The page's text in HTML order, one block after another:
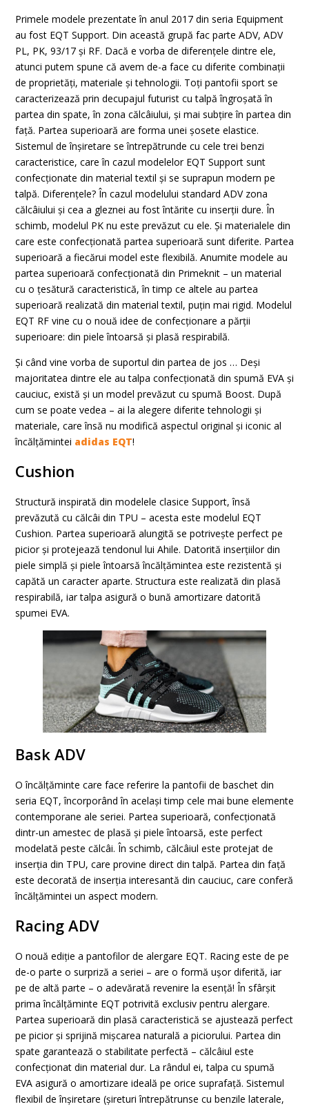
Primele modele prezentate în anul 2017 din seria Equipment
au fost EQT Support. Din această grupă fac parte ADV, ADV
PL, PK, 93/17 și RF. Dacă e vorba de diferențele dintre ele,
atunci putem spune că avem de-a face cu diferite combinații
de proprietăți, materiale și tehnologii. Toți pantofii sport se
caracterizează prin decupajul futurist cu talpă îngroșată în
partea din spate, în zona călcâiului, și mai subțire în partea din
față. Partea superioară are forma unei șosete elastice.
Sistemul de înșiretare se întrepătrunde cu cele trei benzi
caracteristice, care în cazul modelelor EQT Support sunt
confecționate din material textil și se suprapun modern pe
talpă. Diferențele? În cazul modelului standard ADV zona
călcâiului și cea a gleznei au fost întărite cu inserții dure. În
schimb, modelul PK nu este prevăzut cu ele. Și materialele din
care este confecționată partea superioară sunt diferite. Partea
superioară a fiecărui model este flexibilă. Anumite modele au
partea superioară confecționată din Primeknit – un material
cu o țesătură caracteristică, în timp ce altele au partea
superioară realizată din material textil, puțin mai rigid. Modelul
EQT RF vine cu o nouă idee de confecționare a părții
superioare: din piele întoarsă și plasă respirabilă.
Și când vine vorba de suportul din partea de jos … Deși
majoritatea dintre ele au talpa confecționată din spumă EVA și
cauciuc, există și un model prevăzut cu spumă Boost. După
cum se poate vedea – ai la alegere diferite tehnologii și
materiale, care însă nu modifică aspectul original și iconic al
încălțămintei adidas EQT!
Cushion
Structură inspirată din modelele clasice Support, însă
prevăzută cu călcâi din TPU – acesta este modelul EQT
Cushion. Partea superioară alungită se potrivește perfect pe
picior și protejează tendonul lui Ahile. Datorită inserțiilor din
piele simplă și piele întoarsă încălțămintea este rezistentă și
capătă un caracter aparte. Structura este realizată din plasă
respirabilă, iar talpa asigură o bună amortizare datorită
spumei EVA.
Bask ADV
O încălțăminte care face referire la pantofii de baschet din
seria EQT, încorporând în același timp cele mai bune elemente
contemporane ale seriei. Partea superioară, confecționată
dintr-un amestec de plasă și piele întoarsă, este perfect
modelată peste călcâi. În schimb, călcâiul este protejat de
inserția din TPU, care provine direct din talpă. Partea din față
este decorată de inserția interesantă din cauciuc, care conferă
încălțămintei un aspect modern.
Racing ADV
O nouă ediție a pantofilor de alergare EQT. Racing este de pe
de-o parte o surpriză a seriei – are o formă ușor diferită, iar
pe de altă parte – o adevărată revenire la esență! În sfârșit
prima încălțăminte EQT potrivită exclusiv pentru alergare.
Partea superioară din plasă caracteristică se ajustează perfect
pe picior și sprijină mișcarea naturală a piciorului. Partea din
spate garantează o stabilitate perfectă – călcâiul este
confecționat din material dur. La rândul ei, talpa cu spumă
EVA asigură o amortizare ideală pe orice suprafață. Sistemul
flexibil de înșiretare (șireturi întrepătrunse cu benzile laterale,